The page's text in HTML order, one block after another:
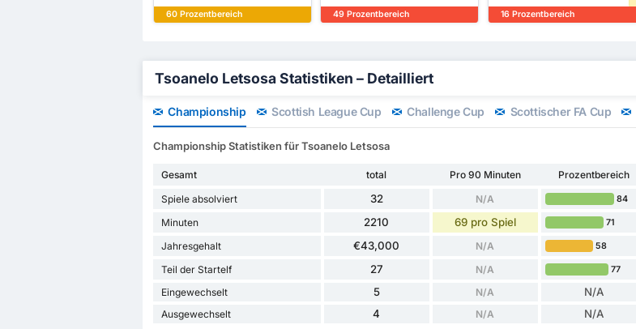
60 Prozentbereich
49 Prozentbereich
16 Prozentbereich
Tsoanelo Letsosa Statistiken – Detailliert
Championship Scottish League Cup Challenge Cup Scottischer FA Cup
Championship Statistiken für Tsoanelo Letsosa
Gesamt total Pro 90 Minuten
Prozentbereich
Spiele absolviert
32 N/A 84
Minuten 2210 69 pro Spiel 71
Jahresgehalt €43,000 N/A 58
Teil der Startelf 27 N/A 77
Eingewechselt 5 N/A N/A
Ausgewechselt 4 N/A N/A